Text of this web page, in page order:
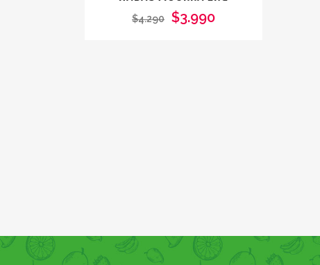
$4.290 $3.990